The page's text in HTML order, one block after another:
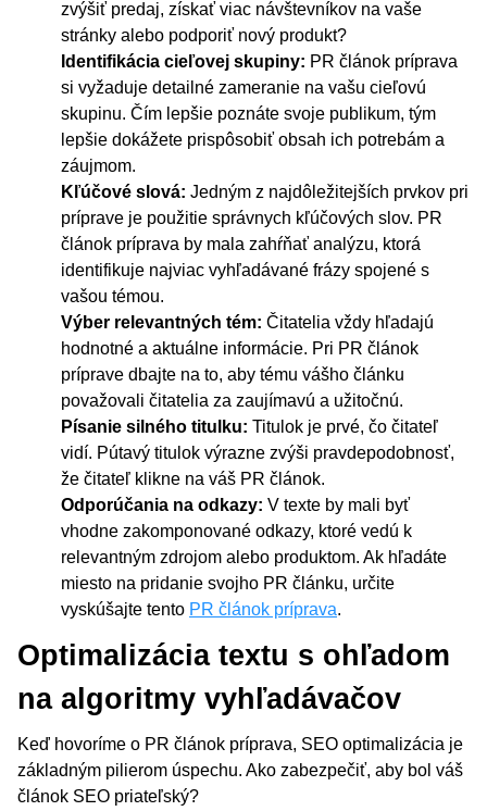
zvýšiť predaj, získať viac návštevníkov na vaše
stránky alebo podporiť nový produkt?
Identifikácia cieľovej skupiny: PR článok príprava
si vyžaduje detailné zameranie na vašu cieľovú
skupinu. Čím lepšie poznáte svoje publikum, tým
lepšie dokážete prispôsobiť obsah ich potrebám a
záujmom.
Kľúčové slová: Jedným z najdôležitejších prvkov pri
príprave je použitie správnych kľúčových slov. PR
článok príprava by mala zahŕňať analýzu, ktorá
identifikuje najviac vyhľadávané frázy spojené s
vašou témou.
Výber relevantných tém: Čitatelia vždy hľadajú
hodnotné a aktuálne informácie. Pri PR článok
príprave dbajte na to, aby tému vášho článku
považovali čitatelia za zaujímavú a užitočnú.
Písanie silného titulku: Titulok je prvé, čo čitateľ
vidí. Pútavý titulok výrazne zvýši pravdepodobnosť,
že čitateľ klikne na váš PR článok.
Odporúčania na odkazy: V texte by mali byť
vhodne zakomponované odkazy, ktoré vedú k
relevantným zdrojom alebo produktom. Ak hľadáte
miesto na pridanie svojho PR článku, určite
vyskúšajte tento PR článok príprava.
Optimalizácia textu s ohľadom
na algoritmy vyhľadávačov
Keď hovoríme o PR článok príprava, SEO optimalizácia je
základným pilierom úspechu. Ako zabezpečiť, aby bol váš
článok SEO priateľský?